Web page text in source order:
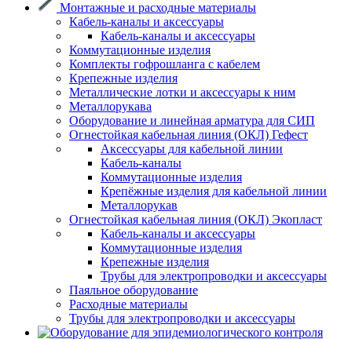
Монтажные и расходные материалы
Кабель-каналы и аксессуары
Кабель-каналы и аксессуары
Коммутационные изделия
Комплекты гофрошланга с кабелем
Крепежные изделия
Металлические лотки и аксессуары к ним
Металлорукава
Оборудование и линейная арматура для СИП
Огнестойкая кабельная линия (ОКЛ) Гефест
Аксессуары для кабельной линии
Кабель-каналы
Коммутационные изделия
Крепёжные изделия для кабельной линии
Металлорукав
Огнестойкая кабельная линия (ОКЛ) Экопласт
Кабель-каналы и аксессуары
Коммутационные изделия
Крепежные изделия
Трубы для электропроводки и аксессуары
Паяльное оборудование
Расходные материалы
Трубы для электропроводки и аксессуары